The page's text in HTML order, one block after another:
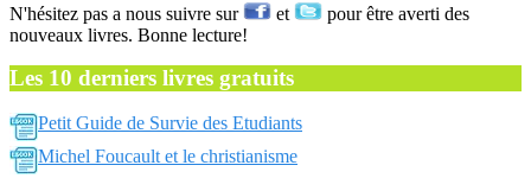
N'hésitez pas a nous suivre sur et
pour être averti des
nouveaux livres. Bonne lecture!
Les 10 derniers livres gratuits
Petit Guide de Survie des Etudiants
Michel Foucault et le christianisme